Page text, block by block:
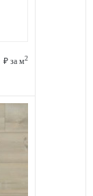
₽ за м2